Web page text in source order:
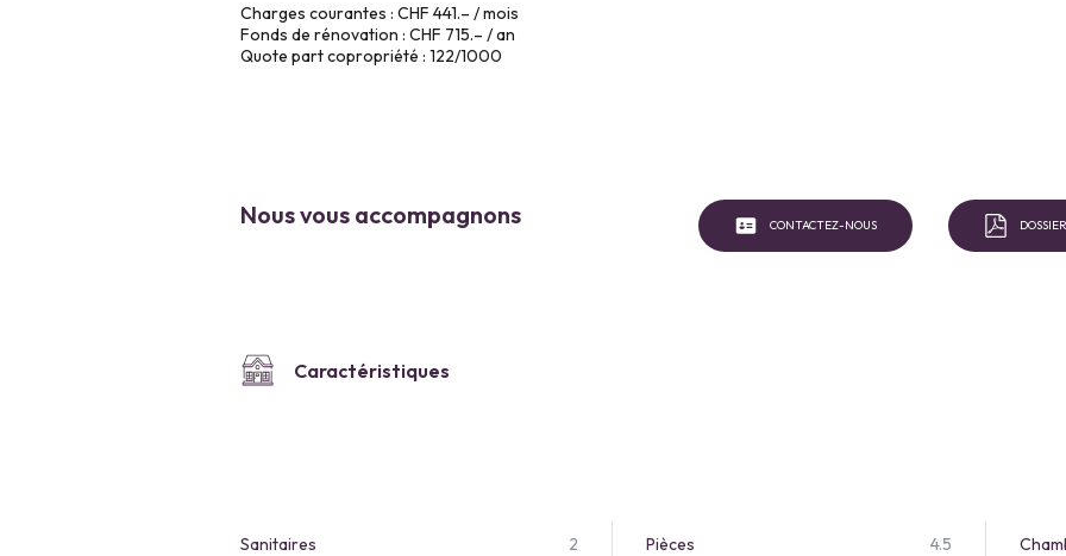
Charges courantes : CHF 441.– / mois
Fonds de rénovation : CHF 715.– / an
Quote part copropriété : 122/1000
Nous vous accompagnons CONTACTEZ-NOUS
Caractéristiques
Sanitaires 2 Pièces 4.5